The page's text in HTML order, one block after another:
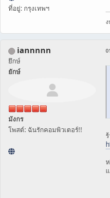
ที่อยู่: กรุงเทพฯ
iannnnn
ยึกษ์
ยักษ์
มังกร
โพสต์: ฉันรักคอมพิวเตอร์!!